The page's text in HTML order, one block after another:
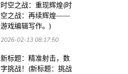
时空之战：重现辉煌(时
空之战：再续辉煌——
游戏编辑写作。)
2026-02-13 08:17:50
新标题：精准射击，数
字挑战！(新标题：挑战